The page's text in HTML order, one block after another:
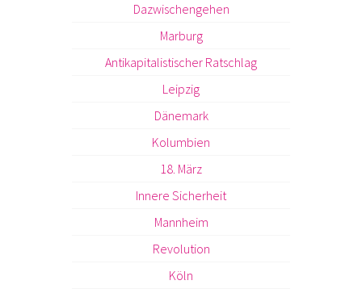
Dazwischengehen
Marburg
Antikapitalistischer Ratschlag
Leipzig
Dänemark
Kolumbien
18. März
Innere Sicherheit
Mannheim
Revolution
Köln